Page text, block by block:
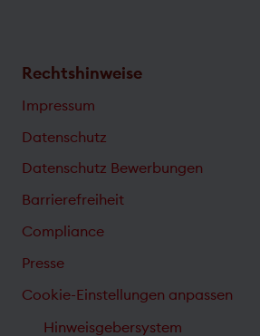
Rechtshinweise
Impressum
Datenschutz
Datenschutz Bewerbungen
Barrierefreiheit
Compliance
Presse
Cookie-Einstellungen anpassen
Hinweisgebersystem